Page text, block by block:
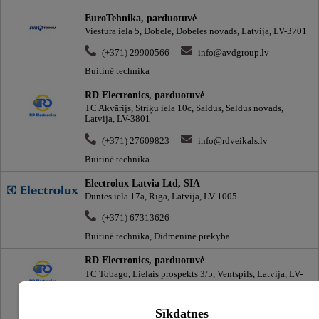
EuroTehnika, parduotuvė
Viestura iela 5, Dobele, Dobeles novads, Latvija, LV-3701
(+371) 29900566
info@avdgroup.lv
Buitinė technika
RD Electronics, parduotuvė
TC Akvārijs, Striķu iela 10c, Saldus, Saldus novads,
Latvija, LV-3801
(+371) 27609823
info@rdveikals.lv
Buitinė technika
Electrolux Latvia Ltd, SIA
Duntes iela 17a, Rīga, Latvija, LV-1005
(+371) 67313626
Buitinė technika, Didmeninė prekyba
RD Electronics, parduotuvė
TC Tobago, Lielais prospekts 3/5, Ventspils, Latvija, LV-
3601
Sīkdatnes